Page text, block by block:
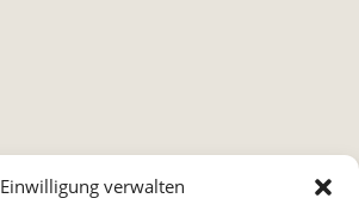
Einwilligung verwalten